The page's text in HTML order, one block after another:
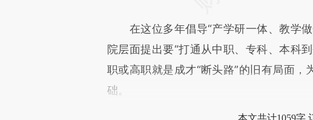
在这位多年倡导“产学研一体、教学做
院层面提出要“打通从中职、专科、本科
职或高职就是成才“断头路”的旧有局面
础。
本文共计1059字